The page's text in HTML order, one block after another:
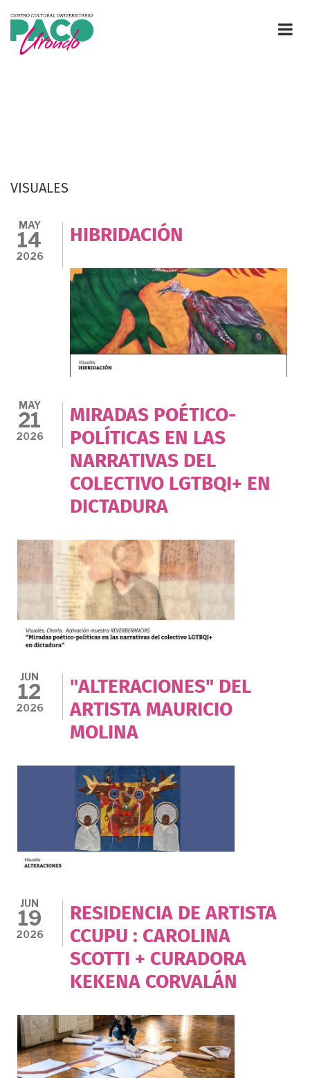
contenido
principal
VISUALES
MAY
14
2026
HIBRIDACIÓN
MAY
21
2026
MIRADAS POÉTICO-
POLÍTICAS EN LAS
NARRATIVAS DEL
COLECTIVO LGTBQI+ EN
DICTADURA
JUN
12
2026
"ALTERACIONES" DEL
ARTISTA MAURICIO
MOLINA
JUN
19
2026
RESIDENCIA DE ARTISTA
CCUPU : CAROLINA
SCOTTI + CURADORA
KEKENA CORVALÁN